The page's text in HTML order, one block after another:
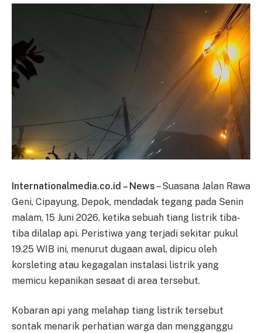
Internationalmedia.co.id – News – Suasana Jalan Rawa
Geni, Cipayung, Depok, mendadak tegang pada Senin
malam, 15 Juni 2026, ketika sebuah tiang listrik tiba-
tiba dilalap api. Peristiwa yang terjadi sekitar pukul
19.25 WIB ini, menurut dugaan awal, dipicu oleh
korsleting atau kegagalan instalasi listrik yang
memicu kepanikan sesaat di area tersebut.
Kobaran api yang melahap tiang listrik tersebut
sontak menarik perhatian warga dan mengganggu